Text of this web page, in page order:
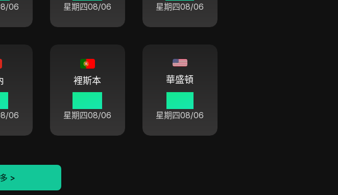
06 星期四08/06 星期四08/06
06
裡斯本
星期四08/06
華盛頓
星期四08/06
>